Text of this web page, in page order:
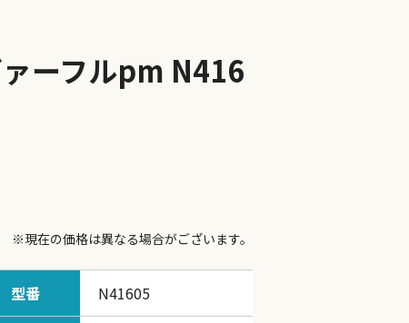
ーフルpm N416
※現在の価格は異なる場合がございます。
型番 N41605